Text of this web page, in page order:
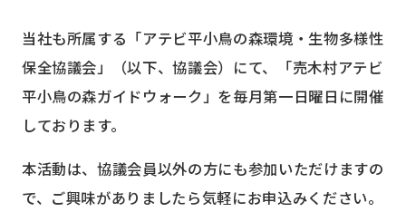
当社も所属する「アテビ平小鳥の森環境・生物多様性
保全協議会」（以下、協議会）にて、「売木村アテビ
平小鳥の森ガイドウォーク」を毎月第一日曜日に開催
しております。
本活動は、協議会員以外の方にも参加いただけますの
で、ご興味がありましたら気軽にお申込みください。